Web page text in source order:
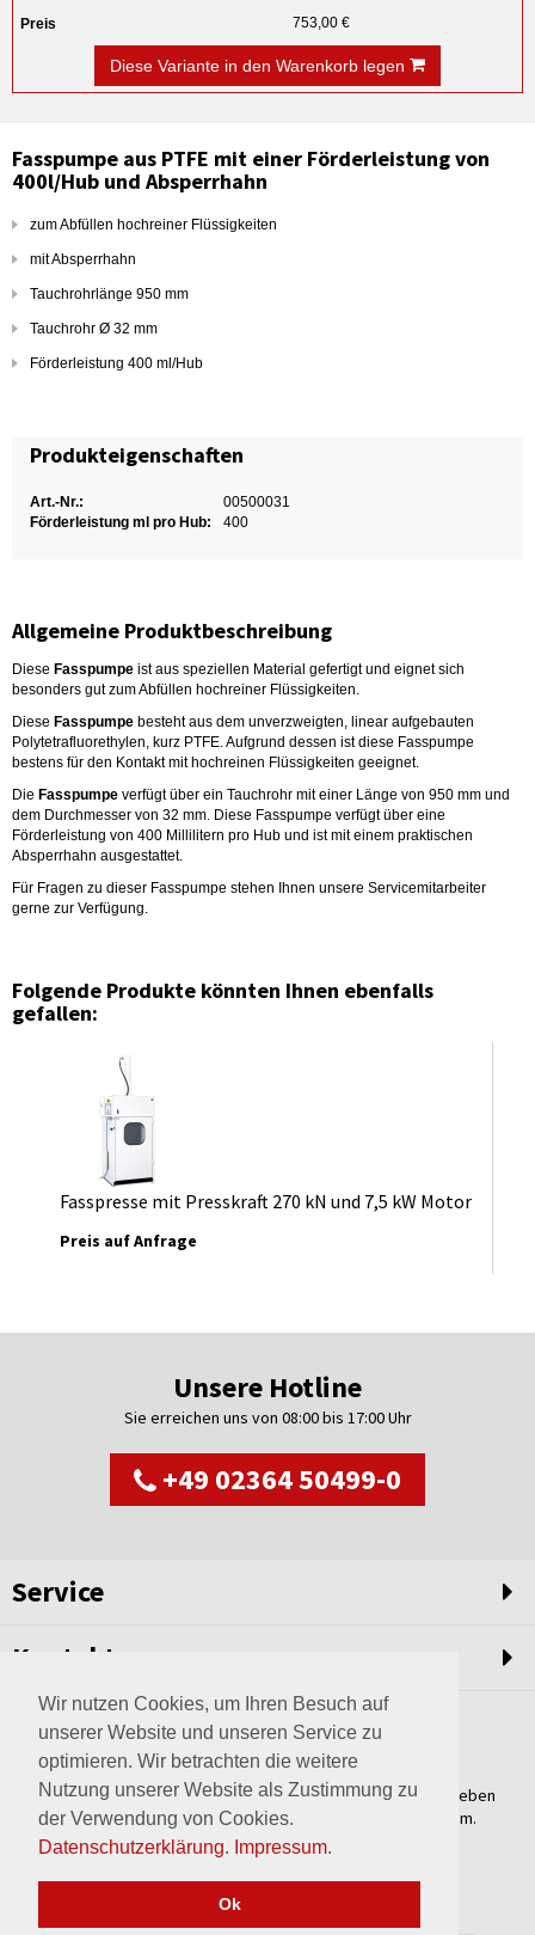
Wir nutzen Cookies, um Ihren Besuch auf
unserer Website und unseren Service zu
optimieren. Wir betrachten die weitere
Nutzung unserer Website als Zustimmung zu
der Verwendung von Cookies.
Datenschutzerklärung. Impressum.
Ok
753,00 €
Diese Variante in den Warenkorb legen
Fasspumpe aus PTFE mit einer Förderleistung von
400l/Hub und Absperrhahn
zum Abfüllen hochreiner Flüssigkeiten
mit Absperrhahn
Tauchrohrlänge 950 mm
Tauchrohr Ø 32 mm
Förderleistung 400 ml/Hub
Produkteigenschaften
Art.-Nr.:
00500031
Förderleistung ml pro Hub:
400
Allgemeine Produktbeschreibung
Diese Fasspumpe ist aus speziellen Material gefertigt und eignet sich
besonders gut zum Abfüllen hochreiner Flüssigkeiten.
Diese Fasspumpe besteht aus dem unverzweigten, linear aufgebauten
Polytetrafluorethylen, kurz PTFE. Aufgrund dessen ist diese Fasspumpe
bestens für den Kontakt mit hochreinen Flüssigkeiten geeignet.
Die Fasspumpe verfügt über ein Tauchrohr mit einer Länge von 950 mm und
dem Durchmesser von 32 mm. Diese Fasspumpe verfügt über eine
Förderleistung von 400 Millilitern pro Hub und ist mit einem praktischen
Absperrhahn ausgestattet.
Für Fragen zu dieser Fasspumpe stehen Ihnen unsere Servicemitarbeiter
gerne zur Verfügung.
Folgende Produkte könnten Ihnen ebenfalls
gefallen:
Fasspresse mit Presskraft 270 kN und 7,5 kW Motor
Preis auf Anfrage
Unsere Hotline
Sie erreichen uns von 08:00 bis 17:00 Uhr
+49 02364 50499-0
Service
Kontakt
Weltweit setzen wir unsere Erfahrungswerte und unser Streben
nach innovativen Lösungen in unvergleichliche Anlagen um.
Erfahren Sie mehr über uns.